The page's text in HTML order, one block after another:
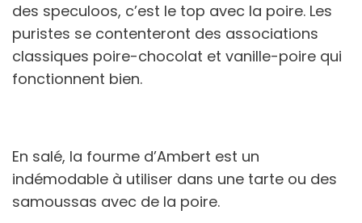
des speculoos, c’est le top avec la poire. Les
puristes se contenteront des associations
classiques poire-chocolat et vanille-poire qui
fonctionnent bien.
En salé, la fourme d’Ambert est un
indémodable à utiliser dans une tarte ou des
samoussas avec de la poire.